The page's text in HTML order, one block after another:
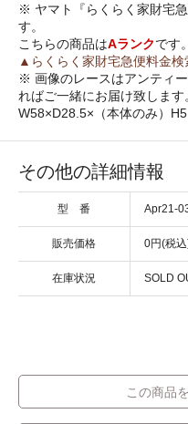
※ ヤマト『らくらく家財宅
す。
こちらの商品はAランクです。
▲らくらく家財宅急便料金検
※ 画像のレースはアンティ
ればご一緒にお届け致します
W58×D28.5×（本体のみ）
その他の詳細情報
型 番 Apr21-
販売価格 0円(税
在庫状況 SOLD
この商品